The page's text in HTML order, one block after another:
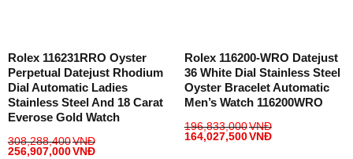
Rolex 116231RRO Oyster
Perpetual Datejust Rhodium
Dial Automatic Ladies
Stainless Steel And 18 Carat
Everose Gold Watch
308,288,400VNĐ
256,907,000VNĐ
Rolex 116200-WRO Datejust
36 White Dial Stainless Steel
Oyster Bracelet Automatic
Men’s Watch 116200WRO
196,833,000VNĐ
164,027,500VNĐ